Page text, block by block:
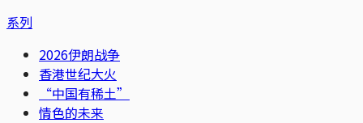
系列
2026伊朗战争
香港世纪大火
“中国有稀土”
情色的未来